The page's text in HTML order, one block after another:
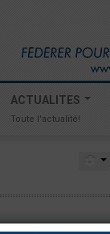
ACTUALITES
Toute l'actualité!